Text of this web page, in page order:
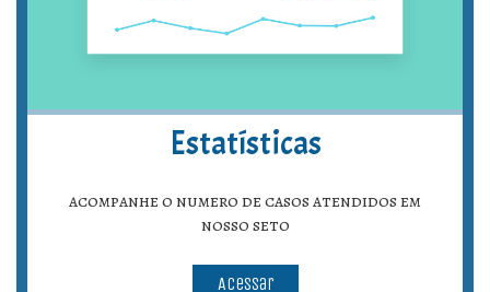
Estatísticas
acompanhe o numero de casos atendidos em
nosso seto
Acessar